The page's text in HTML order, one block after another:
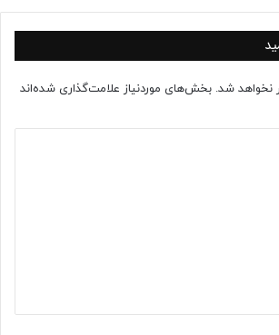
نخواهد شد. بخش‌های موردنیاز علامت‌گذاری شده‌اند